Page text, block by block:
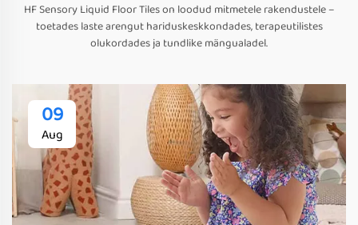
HF Sensory Liquid Floor Tiles on loodud mitmetele rakendustele –
toetades laste arengut hariduskeskkondades, terapeutilistes
olukordades ja tundlike mängualadel.
09
Aug